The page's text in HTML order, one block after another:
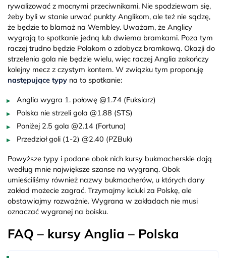
rywalizować z mocnymi przeciwnikami. Nie spodziewam się,
żeby byli w stanie urwać punkty Anglikom, ale też nie sądzę,
że będzie to blamaż na Wembley. Uważam, że Anglicy
wygrają to spotkanie jedną lub dwiema bramkami. Poza tym
raczej trudno będzie Polakom o zdobycz bramkową. Okazji do
strzelenia gola nie będzie wielu, więc raczej Anglia zakończy
kolejny mecz z czystym kontem. W związku tym proponuję
następujące typy na to spotkanie:
Anglia wygra 1. połowę @1.74 (Fuksiarz)
Polska nie strzeli gola @1.88 (STS)
Poniżej 2.5 gola @2.14 (Fortuna)
Przedział goli (1-2) @2.40 (PZBuk)
Powyższe typy i podane obok nich kursy bukmacherskie dają
według mnie największe szanse na wygraną. Obok
umieściliśmy również nazwy bukmacherów, u których dany
zakład możecie zagrać. Trzymajmy kciuki za Polskę, ale
obstawiajmy rozważnie. Wygrana w zakładach nie musi
oznaczać wygranej na boisku.
FAQ – kursy Anglia – Polska